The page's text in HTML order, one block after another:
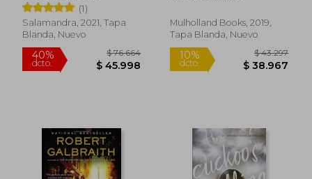
50%
dcto. $ 37.125 dcto.
(1)
Salamandra, 2021, Tapa
Blanda, Nuevo
Mulholland Books, 2019,
Tapa Blanda, Nuevo